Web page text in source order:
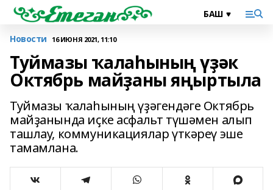
Новости 16 ИЮНЯ 2021, 11:10
Туймазы ҡалаһының үҙәк
Октябрь майҙаны яңыртыла
Туймазы ҡалаһының үҙәгендәге Октябрь
майҙанында иҫке асфальт түшәмен алып
ташлау, коммуникациялар үткәреү эше
тамамлана.